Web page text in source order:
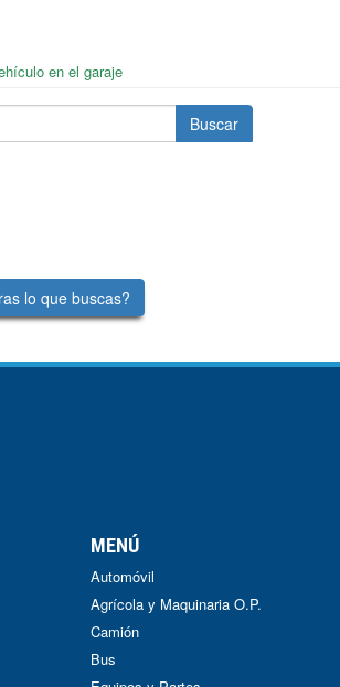
en el garaje
Buscar
lo que buscas?
MENÚ
Automóvil
Agrícola y Maquinaria O.P.
Camión
Bus